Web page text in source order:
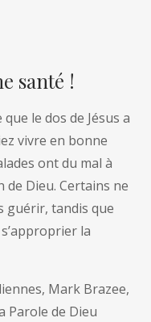
santé !
le dos de Jésus a
vivre en bonne
ont du mal à
de Dieu. Certains ne
guérir, tandis que
la
Mark Brazee,
Parole de Dieu